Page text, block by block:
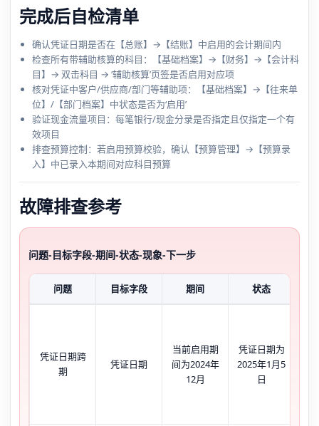
完成后自检清单
确认凭证日期是否在【总账】→【结账】中启用的会计期间内
检查所有带辅助核算的科目：【基础档案】→【财务】→【会计科
目】→ 双击科目 → ‘辅助核算’页签是否启用对应项
核对凭证中客户/供应商/部门等辅助项：【基础档案】→【往来单
位】/【部门档案】中状态是否为‘启用’
验证现金流量项目：每笔银行/现金分录是否指定且仅指定一个有
效项目
排查预算控制：若启用预算校验，确认【预算管理】→【预算录
入】中已录入本期间对应科目预算
故障排查参考
问题-目标字段-期间-状态-现象-下一步
问题 目标字段 期间 状态
凭证日期跨
期
凭证日期
当前启用期
间为2024年
12月
凭证日期为
2025年1月5
日